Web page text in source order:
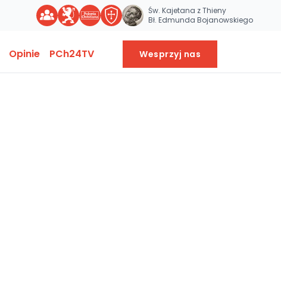
Św. Kajetana z Thieny
Bł. Edmunda Bojanowskiego
Opinie PCh24TV Wesprzyj nas